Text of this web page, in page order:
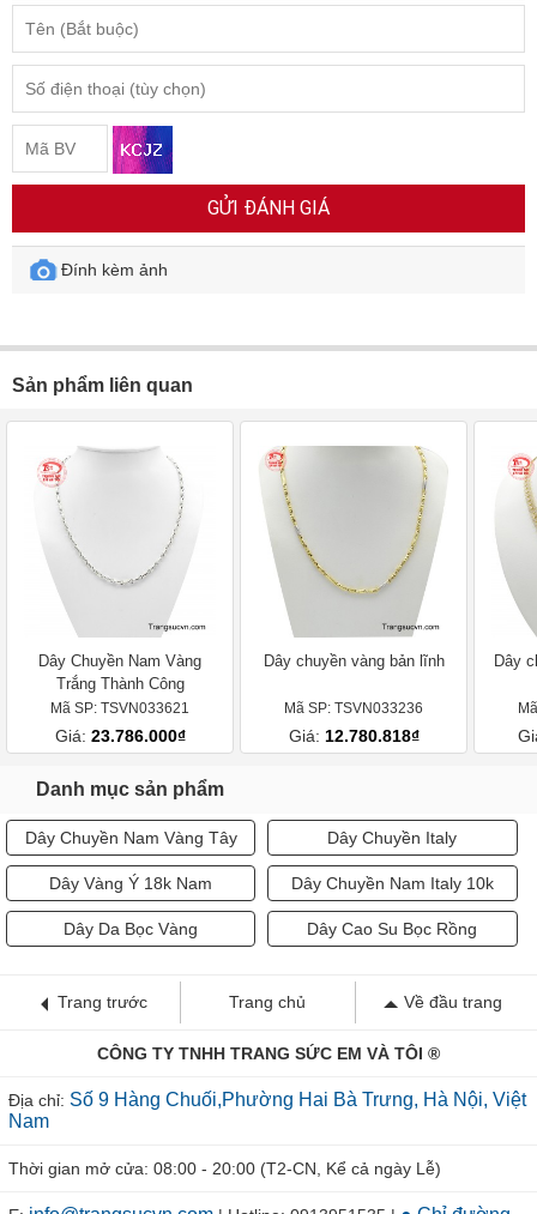
GỬI ĐÁNH GIÁ
Đính kèm ảnh
Sản phẩm liên quan
Dây Chuyền Nam Vàng
Trắng Thành Công
Mã SP: TSVN033621
Giá: 23.786.000₫
Dây chuyền vàng bản lĩnh
Mã SP: TSVN033236
Giá: 12.780.818₫
Dây
Danh mục sản phẩm
Dây Chuyền Nam Vàng Tây Dây Chuyền Italy
Dây Vàng Ý 18k Nam Dây Chuyền Nam Italy 10k
Dây Da Bọc Vàng Dây Cao Su Bọc Rồng
Trang trước Trang chủ Về đầu trang
CÔNG TY TNHH TRANG SỨC EM VÀ TÔI ®
Địa chỉ: Số 9 Hàng Chuối,Phường Hai Bà Trưng, Hà Nội, Việt
Nam
Thời gian mở cửa: 08:00 - 20:00 (T2-CN, Kể cả ngày Lễ)